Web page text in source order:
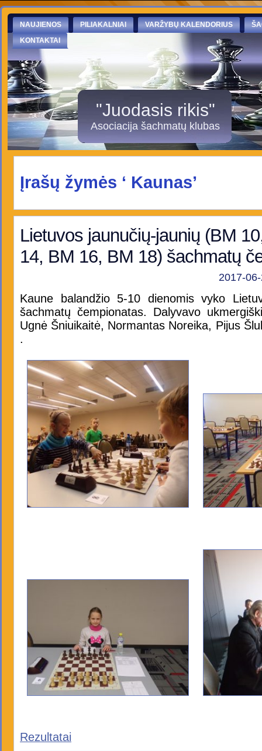
NAUJIENOS PILIAKALNIAI VARŽYBŲ KALENDORIUS
KONTAKTAI
"Juodasis rikis"
Asociacija šachmatų klubas
Įrašų žymės ‘ Kaunas’
Lietuvos jaunučių-jaunių (BM
14, BM 16, BM 18) šachmatų
2017-
Kaune balandžio 5-10 dienomis vyko
šachmatų čempionatas. Dalyvavo
Ugnė Šniuikaitė, Normantas Noreika, Pijus
.
Rezultatai